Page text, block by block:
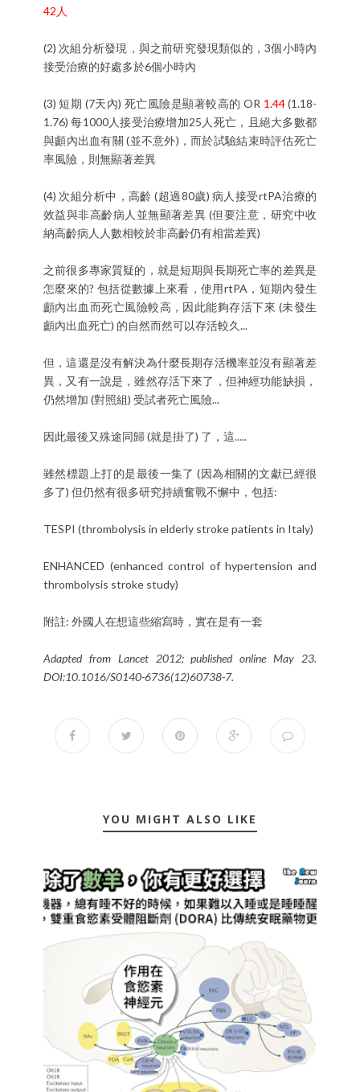
42人
(2) 次組分析發現，與之前研究發現類似的，3個小時內
接受治療的好處多於6個小時內
(3) 短期 (7天內) 死亡風險是顯著較高的 OR 1.44(1.18-
1.76) 每1000人接受治療增加25人死亡，且絕大多數都
與顱內出血有關 (並不意外)，而於試驗結束時評估死亡
率風險，則無顯著差異
(4) 次組分析中，高齡 (超過80歲) 病人接受rtPA治療的
效益與非高齡病人並無顯著差異 (但要注意，研究中收
納高齡病人人數相較於非高齡仍有相當差異)
之前很多專家質疑的，就是短期與長期死亡率的差異是
怎麼來的? 包括從數據上來看，使用rtPA，短期內發生
顱內出血而死亡風險較高，因此能夠存活下來 (未發生
顱內出血死亡) 的自然而然可以存活較久...
但，這還是沒有解決為什麼長期存活機率並沒有顯著差
異，又有一說是，雖然存活下來了，但神經功能缺損，
仍然增加 (對照組) 受試者死亡風險...
因此最後又殊途同歸 (就是掛了) 了，這.....
雖然標題上打的是最後一集了 (因為相關的文獻已經很
多了) 但仍然有很多研究持續奮戰不懈中，包括:
TESPI (thrombolysis in elderly stroke patients in Italy)
ENHANCED (enhanced control of hypertension and
thrombolysis stroke study)
附註: 外國人在想這些縮寫時，實在是有一套
Adapted from Lancet 2012; published online May 23.
DOI:10.1016/S0140-6736(12)60738-7.
YOU MIGHT ALSO LIKE